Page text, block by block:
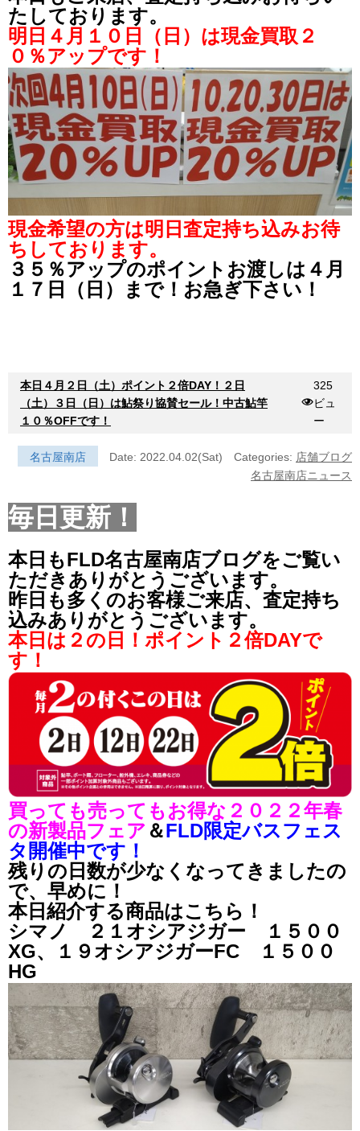
たしております。
明日４月１０日（日）は現金買取２
０％アップです！
現金希望の方は明日査定持ち込みお待
ちしております。
３５％アップのポイントお渡しは４月
１７日（日）まで！お急ぎ下さい！
本日４月２日（土）ポイント２倍DAY！２日
（土）３日（日）は鮎祭り協賛セール！中古鮎竿
１０％OFFです！
325
ビュ
ー
名古屋南店 Date: 2022.04.02(Sat) Categories: 店舗ブログ
名古屋南店ニュース
毎日更新！
本日もFLD名古屋南店ブログをご覧い
ただきありがとうございます。
昨日も多くのお客様ご来店、査定持ち
込みありがとうございます。
本日は２の日！ポイント２倍DAYで
す！
買っても売ってもお得な２０２２年春
の新製品フェア ＆FLD限定バスフェス
タ開催中です！
残りの日数が少なくなってきましたの
で、早めに！
本日紹介する商品はこちら！
シマノ ２１オシアジガー １５００
XG、１９オシアジガーFC １５００
HG